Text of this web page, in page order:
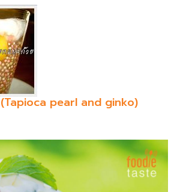
(Tapioca pearl and ginko)